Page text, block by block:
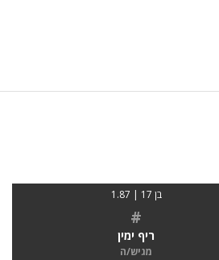
בן 17 | 1.87
#
ריף ימין
מגיש/ה